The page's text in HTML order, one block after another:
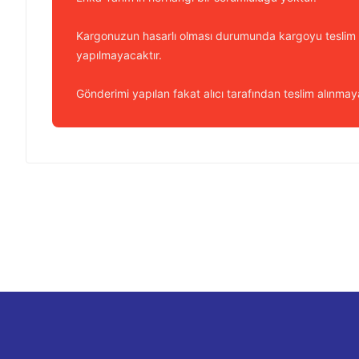
Kargonuzun hasarlı olması durumunda kargoyu teslim
yapılmayacaktır.
Gönderimi yapılan fakat alıcı tarafından teslim
Ürün bilgilerinde hatalar bulunuyor.